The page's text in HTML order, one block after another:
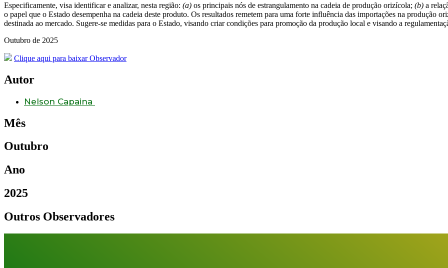
Especificamente, visa identificar e analizar, nesta região: (a) os principais nós de estrangulamento na cadeia de produção orizícola; (b) a
o papel que o Estado desempenha na cadeia deste produto. Os resultados remetem para uma forte influência das importações na produção
destinada ao mercado. Sugere-se medidas para o Estado, visando criar condições para promoção da produção local e visando a
Outubro de 2025
Clique aqui para baixar Observador
Autor
Nelson Capaina
Mês
Outubro
Ano
2025
Outros Observadores